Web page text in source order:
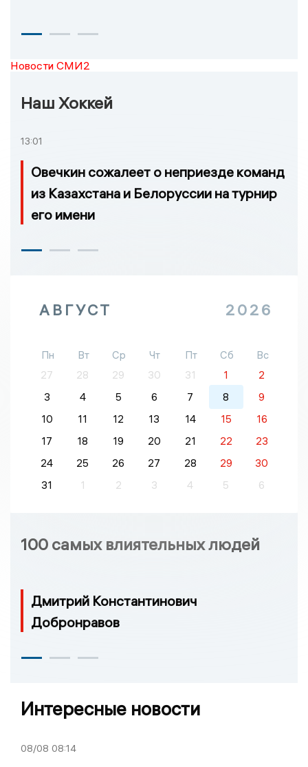
Новости СМИ2
Наш Хоккей
13:01
Овечкин сожалеет о неприезде команд
из Казахстана и Белоруссии на турнир
его имени
АВГУСТ 2026
Пн Вт Ср Чт Пт Сб
Вс
27
28 29 30 31 1
2
3
4 5 6 7 8
9
10
11 12 13 14 15
16
17
18 19 20 21 22
23
24
25 26 27 28 29
30
31
1 2 3 4 5 6
100 самых влиятельных людей
Дмитрий Константинович
Добронравов
Интересные новости
08/08 08:14